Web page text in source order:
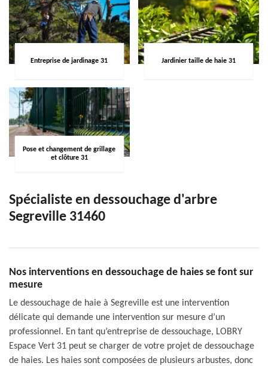
Entreprise de jardinage 31 Jardinier taille de haie 31
Pose et changement de grillage
et clôture 31
Spécialiste en dessouchage d'arbre
Segreville 31460
Nos interventions en dessouchage de haies se font sur
mesure
Le dessouchage de haie à Segreville est une intervention
délicate qui demande une intervention sur mesure d’un
professionnel. En tant qu’entreprise de dessouchage, LOBRY
Espace Vert 31 peut se charger de votre projet de dessouchage
de haies. Les haies sont composées de plusieurs arbustes, donc